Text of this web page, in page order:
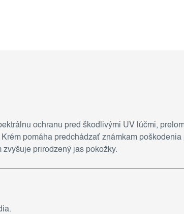
ochranu pred škodlivými UV lúčmi,
pomáha predchádzať známkam poškodenia
prirodzený jas pokožky.